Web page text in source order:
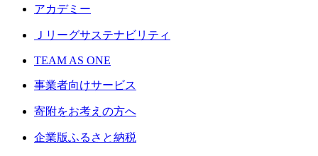
アカデミー
Ｊリーグサステナビリティ
TEAM AS ONE
事業者向けサービス
寄附をお考えの方へ
企業版ふるさと納税